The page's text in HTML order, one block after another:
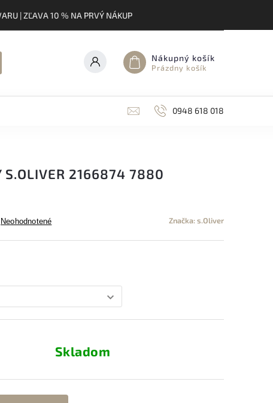
| ZĽAVA 10 % NA PRVÝ NÁKUP
Nákupný košík
Prázdny košík
0948 618 018
S.OLIVER 2166874 7880
Neohodnotené Značka:s.Oliver
Skladom